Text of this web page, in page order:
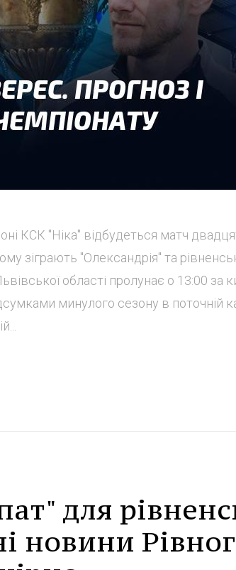
КСК "Ніка" відбудеться матч
зіграють "Олександрія" та
області пролунає о 13:00 за
минулого сезону в поточній
для
новини